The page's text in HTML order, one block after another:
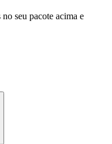
seu pacote acima e